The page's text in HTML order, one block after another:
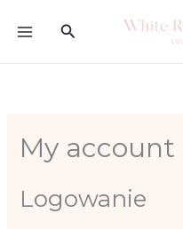
Search
My account
Logowanie